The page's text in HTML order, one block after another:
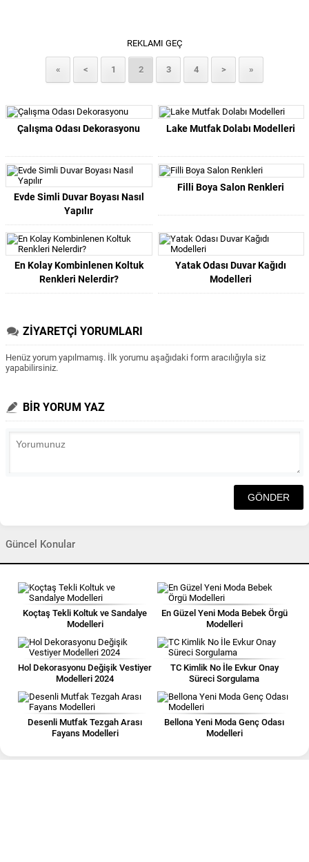
REKLAMI GEÇ
« < 1 2 3 4 > »
Çalışma Odası Dekorasyonu Lake Mutfak Dolabı Modelleri
Evde Simli Duvar Boyası Nasıl
Yapılır
Filli Boya Salon Renkleri
En Kolay Kombinlenen Koltuk
Renkleri Nelerdir?
Yatak Odası Duvar Kağıdı
Modelleri
ZİYARETÇİ YORUMLARI
Henüz yorum yapılmamış. İlk yorumu aşağıdaki form aracılığıyla siz
yapabilirsiniz.
BİR YORUM YAZ
Güncel Konular
Koçtaş Tekli Koltuk ve Sandalye
Modelleri
En Güzel Yeni Moda Bebek Örgü
Modelleri
Hol Dekorasyonu Değişik Vestiyer
Modelleri 2024
TC Kimlik No İle Evkur Onay
Süreci Sorgulama
Desenli Mutfak Tezgah Arası
Fayans Modelleri
Bellona Yeni Moda Genç Odası
Modelleri